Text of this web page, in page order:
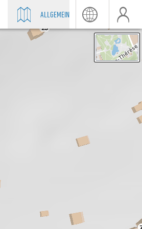
ALLGEMEIN